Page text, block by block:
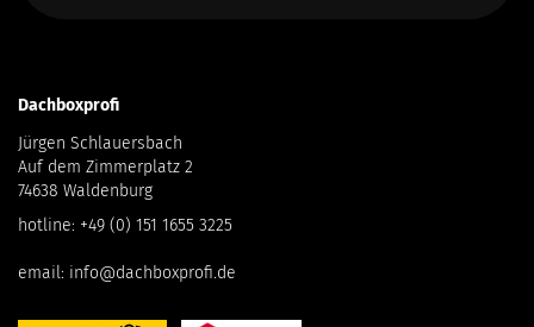
Dachboxprofi
Jürgen Schlauersbach
Auf dem Zimmerplatz 2
74638 Waldenburg
hotline: +49 (0) 151 1655 3225
email: info@dachboxprofi.de